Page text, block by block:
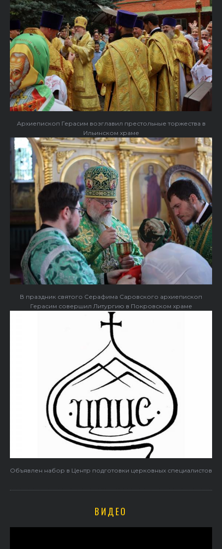
Архиепископ Герасим возглавил престольные торжества в
Ильинском храме
В праздник святого Серафима Саровского архиепископ
Герасим совершил Литургию в Покровском храме
Объявлен набор в Центр подготовки церковных специалистов
ВИДЕО